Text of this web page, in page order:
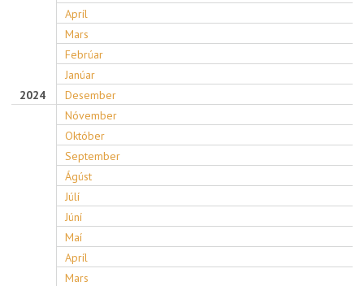
Apríl
Mars
Febrúar
Janúar
2024
Desember
Nóvember
Október
September
Ágúst
Júlí
Júní
Maí
Apríl
Mars